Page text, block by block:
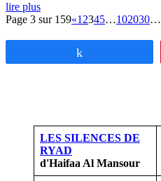
lire plus
Page 3 sur 159«1 2345…102030…
LES SILENCES DE
RYAD
d'Haifaa Al Mansour